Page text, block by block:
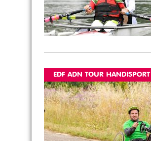
EDF ADN TOUR HANDISPORT